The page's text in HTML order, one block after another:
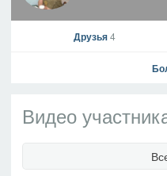
Друзья4
Видео